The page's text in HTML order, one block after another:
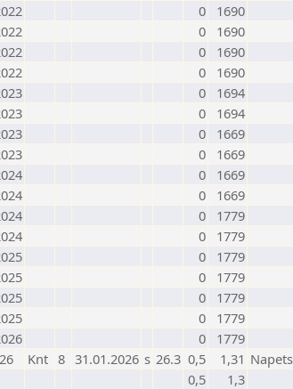
0
1690
0
1690
0
1690
0
1690
0
1694
0
1694
0
1669
0
1669
0
1669
0
1669
0
1779
0
1779
0
1779
0
1779
0
1779
0
1779
0
1779
Knt 8 31.01.2026 s 26.3 0,5 1,31
0,5 1,3